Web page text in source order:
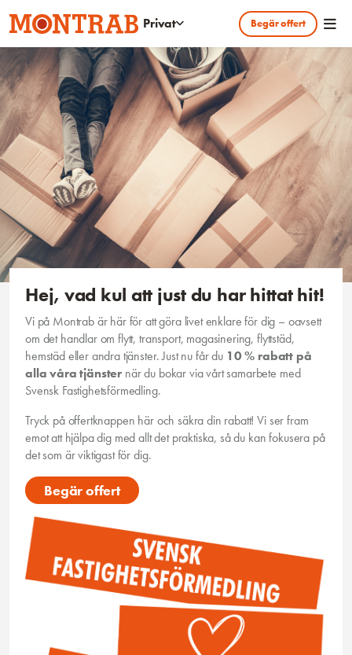
Privat
Begär offert
Hej, vad kul att just du har hittat hit!
Vi på Montrab är här för att göra livet enklare för dig – oavsett
om det handlar om flytt, transport, magasinering, flyttstäd,
hemstäd eller andra tjänster. Just nu får du 10 % rabatt på
alla våra tjänster när du bokar via vårt samarbete med
Svensk Fastighetsförmedling.
Tryck på offertknappen här och säkra din rabatt! Vi ser fram
emot att hjälpa dig med allt det praktiska, så du kan fokusera på
det som är viktigast för dig.
Begär offert